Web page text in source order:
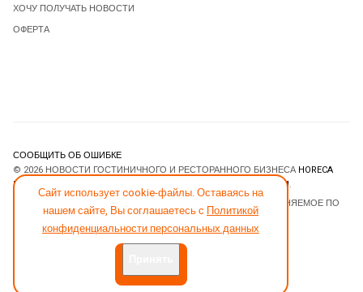
Сайт использует cookie-файлы. Оставаясь на
нашем сайте, Вы соглашаетесь с Политикой
конфиденциальности персональных данных
ХОЧУ ПОЛУЧАТЬ НОВОСТИ
ОФЕРТА
СООБЩИТЬ ОБ ОШИБКЕ
© 2026 НОВОСТИ ГОСТИНИЧНОГО И РЕСТОРАННОГО БИЗНЕСА HORECA
ESTATE
JOOMLART.COM.
- ПРОГРАММНОЕ ОБЕСПЕЧЕНИЕ, РАСПРОСТРАНЯЕМОЕ ПО
ЛИЦЕНЗИИGNU GENERAL PUBLIC LICENSE